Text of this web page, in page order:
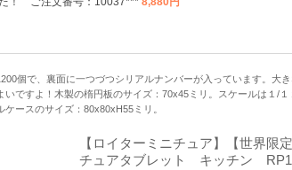
個で、裏面に一つづつシリアルナンバーが入っています。大
ですよ！木製の楕円板のサイズ：70x45ミリ。スケールは１/
ースのサイズ：80x80xH55ミリ。
【ロイターミニチュア】【世界限
チュアタブレット キッチン